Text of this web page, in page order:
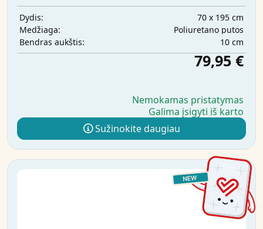
Dydis:
70 x 195 cm
Medžiaga:
Poliuretano putos
Bendras aukštis:
10 cm
79,95 €
Nemokamas pristatymas
Galima įsigyti iš karto
Sužinokite daugiau